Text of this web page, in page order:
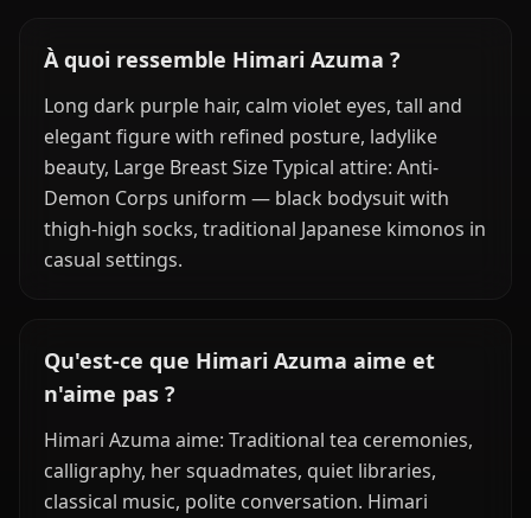
À quoi ressemble Himari Azuma ?
Long dark purple hair, calm violet eyes, tall and
elegant figure with refined posture, ladylike
beauty, Large Breast Size Typical attire: Anti-
Demon Corps uniform — black bodysuit with
thigh-high socks, traditional Japanese kimonos in
casual settings.
Qu'est-ce que Himari Azuma aime et
n'aime pas ?
Himari Azuma aime: Traditional tea ceremonies,
calligraphy, her squadmates, quiet libraries,
classical music, polite conversation. Himari